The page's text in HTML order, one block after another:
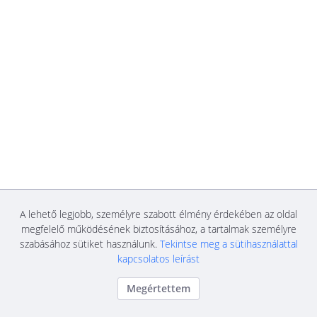
Közbeszerzési és Ellátási Főigazgatóság
A lehető legjobb, személyre szabott élmény érdekében az oldal
megfelelő működésének biztosításához, a tartalmak személyre
szabásához sütiket használunk. Tekintse meg a sütihasználattal
kapcsolatos leírást
Megértettem